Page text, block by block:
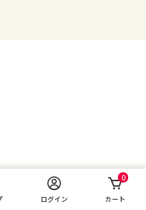
ログイン
0
カート